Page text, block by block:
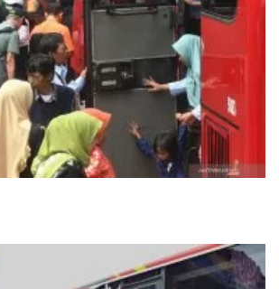
DKI catat 4,3 juta orang tiba